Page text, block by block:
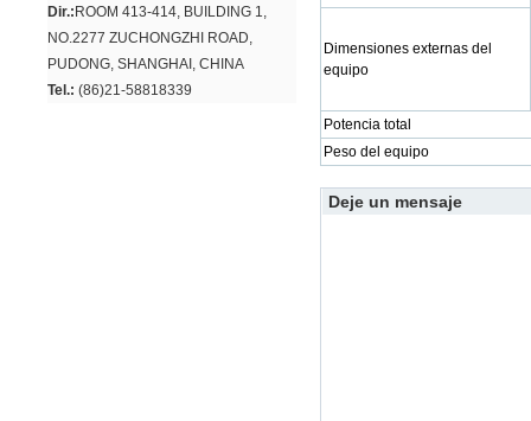
Dir.: ROOM 413-414, BUILDING 1,
NO.2277 ZUCHONGZHI ROAD,
PUDONG, SHANGHAI, CHINA
Tel.: (86)21-58818339
Dimensiones externas del
equipo
Potencia total
Peso del equipo
Deje un mensaje